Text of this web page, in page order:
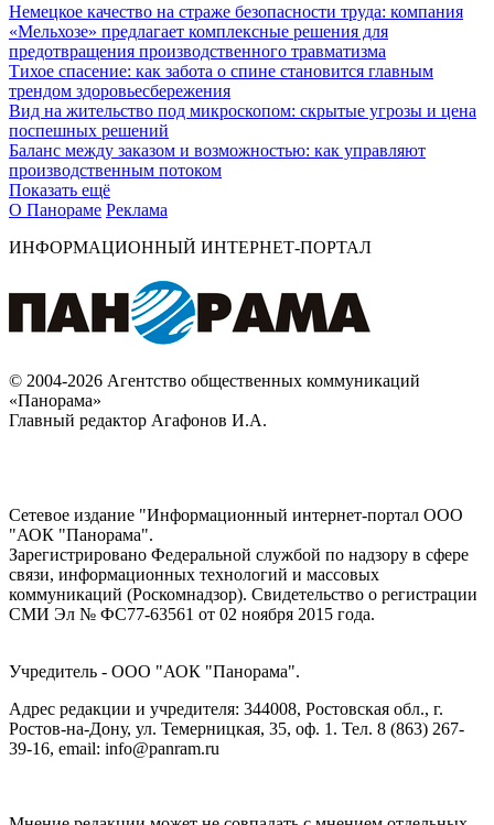
Немецкое качество на страже безопасности труда: компания
«Мельхозе» предлагает комплексные решения для
предотвращения производственного травматизма
Тихое спасение: как забота о спине становится главным
трендом здоровьесбережения
Вид на жительство под микроскопом: скрытые угрозы и цена
поспешных решений
Баланс между заказом и возможностью: как управляют
производственным потоком
Показать ещё
О Панораме Реклама
ИНФОРМАЦИОННЫЙ ИНТЕРНЕТ-ПОРТАЛ
© 2004-2026 Агентство общественных коммуникаций
«Панорама»
Главный редактор Агафонов И.А.
Сетевое издание "Информационный интернет-портал ООО
"АОК "Панорама".
Зарегистрировано Федеральной службой по надзору в сфере
связи, информационных технологий и массовых
коммуникаций (Роскомнадзор). Cвидетельство о регистрации
СМИ Эл № ФС77-63561 от 02 ноября 2015 года.
Учредитель - ООО "АОК "Панорама".
Адрес редакции и учредителя: 344008, Ростовская обл., г.
Ростов-на-Дону, ул. Темерницкая, 35, оф. 1. Тел. 8 (863) 267-
39-16, email: info@panram.ru